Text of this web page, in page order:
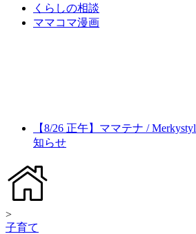
くらしの相談
ママコマ漫画
【8/26 正午】ママテナ /
知らせ
>
子育て